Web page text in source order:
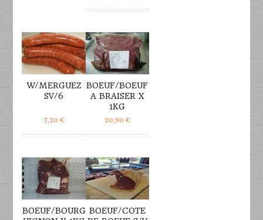
W/MERGUEZ
SV/6
7,20 €
BOEUF/BOEUF
A BRAISER X
1KG
20,90 €
BOEUF/BOURG BOEUF/COTE